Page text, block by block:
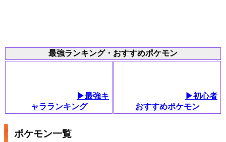
最強ランキング・おすすめポケモン
▶最強キ
ャラランキング
▶初心者
おすすめポケモン
ポケモン一覧